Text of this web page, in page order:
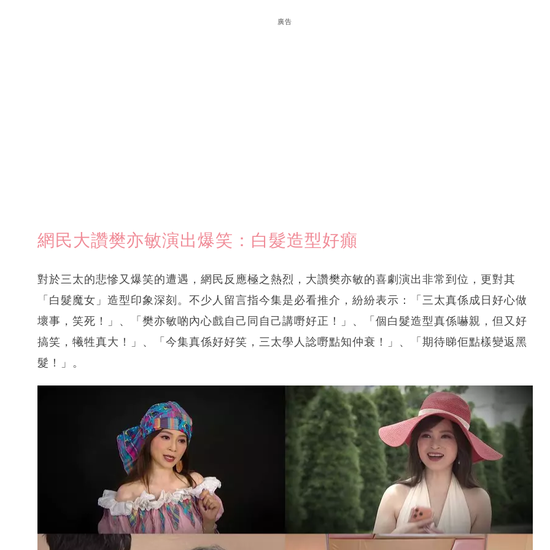
廣告
網民大讚樊亦敏演出爆笑：白髮造型好癲
對於三太的悲慘又爆笑的遭遇，網民反應極之熱烈，大讚樊亦敏的喜劇演出非常到位，更對其
「白髮魔女」造型印象深刻。不少人留言指今集是必看推介，紛紛表示：「三太真係成日好心做
壞事，笑死！」、「樊亦敏啲內心戲自己同自己講嘢好正！」、「個白髮造型真係嚇親，但又好
搞笑，犧牲真大！」、「今集真係好好笑，三太學人諗嘢點知仲衰！」、「期待睇佢點樣變返黑
髮！」。